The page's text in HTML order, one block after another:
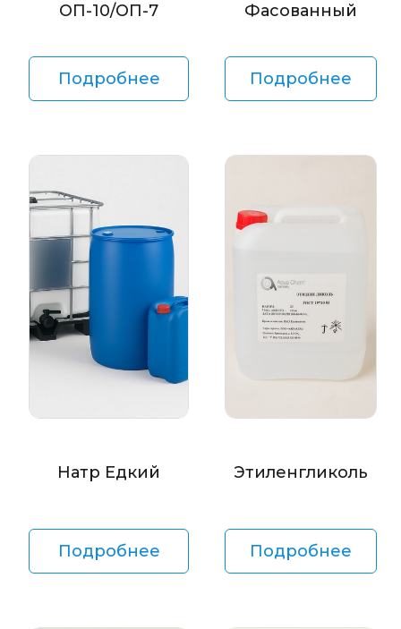
ОП-10/ОП-7
Подробнее
Фасованный
Подробнее
Натр Едкий
Подробнее
Этиленгликоль
Подробнее